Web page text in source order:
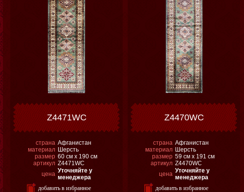
Z4471WC
страна Афганистан
материал Шерсть
размер 60 см х 190 см
артикул Z4471WC
цена Уточняйте у
менеджера
добавить в избранное
Z4470WC
страна Афганистан
материал Шерсть
размер 59 см х 191 см
артикул Z4470WC
цена Уточняйте у
менеджера
добавить в избранное